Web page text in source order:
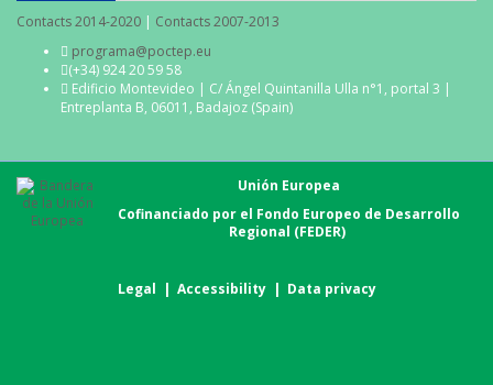
Contacts 2014-2020 | Contacts 2007-2013
programa@poctep.eu
(+34) 924 20 59 58
Edificio Montevideo | C/ Ángel Quintanilla Ulla n°1, portal 3 |
Entreplanta B, 06011, Badajoz (Spain)
Unión Europea
Cofinanciado por el Fondo Europeo de Desarrollo
Regional (FEDER)
Legal | Accessibility | Data privacy